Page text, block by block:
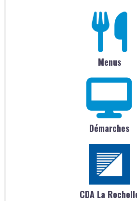
Menus
Démarches
CDA La